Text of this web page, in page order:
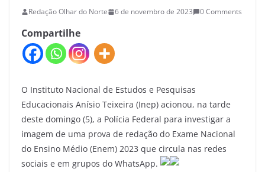
Redação Olhar do Norte 6 de novembro de 2023 0 Comments
Compartilhe
O Instituto Nacional de Estudos e Pesquisas
Educacionais Anísio Teixeira (Inep) acionou, na tarde
deste domingo (5), a Polícia Federal para investigar a
imagem de uma prova de redação do Exame Nacional
do Ensino Médio (Enem) 2023 que circula nas redes
sociais e em grupos do WhatsApp.